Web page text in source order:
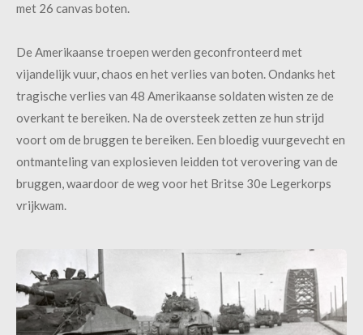
met 26 canvas boten.
De Amerikaanse troepen werden geconfronteerd met
vijandelijk vuur, chaos en het verlies van boten. Ondanks het
tragische verlies van 48 Amerikaanse soldaten wisten ze de
overkant te bereiken. Na de oversteek zetten ze hun strijd
voort om de bruggen te bereiken. Een bloedig vuurgevecht en
ontmanteling van explosieven leidden tot verovering van de
bruggen, waardoor de weg voor het Britse 30e Legerkorps
vrijkwam.